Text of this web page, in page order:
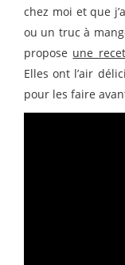
chez moi et que
ou un truc à
propose une
Elles ont l’air
pour les faire